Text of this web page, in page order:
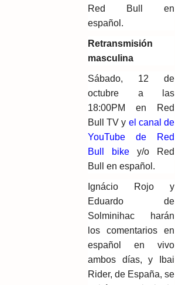
Red Bull en
español.
Retransmisión
masculina
Sábado, 12 de
octubre a las
18:00PM en Red
Bull TV y el canal de
YouTube de Red
Bull bike y/o Red
Bull en español.
Ignácio Rojo y
Eduardo de
Solminihac harán
los comentarios en
español en vivo
ambos días, y Ibai
Rider, de España, se